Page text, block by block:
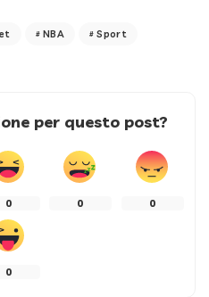
NBA
Sport
per questo post?
0 0 0
0